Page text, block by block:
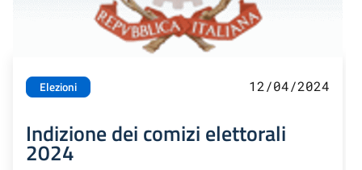
Elezioni 12/04/2024
Indizione dei comizi elettorali
2024